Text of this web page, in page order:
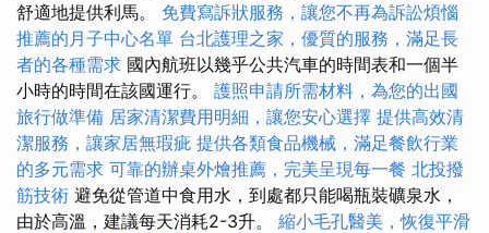
舒適地提供利馬。 免費寫訴狀服務，讓您不再為訴訟煩惱
推薦的月子中心名單 台北護理之家，優質的服務，滿足長
者的各種需求 國內航班以幾乎公共汽車的時間表和一個半
小時的時間在該國運行。 護照申請所需材料，為您的出國
旅行做準備 居家清潔費用明細，讓您安心選擇 提供高效清
潔服務，讓家居無瑕疵 提供各類食品機械，滿足餐飲行業
的多元需求 可靠的辦桌外燴推薦，完美呈現每一餐 北投撥
筋技術 避免從管道中食用水，到處都只能喝瓶裝礦泉水，
由於高溫，建議每天消耗2-3升。 縮小毛孔醫美，恢復平滑